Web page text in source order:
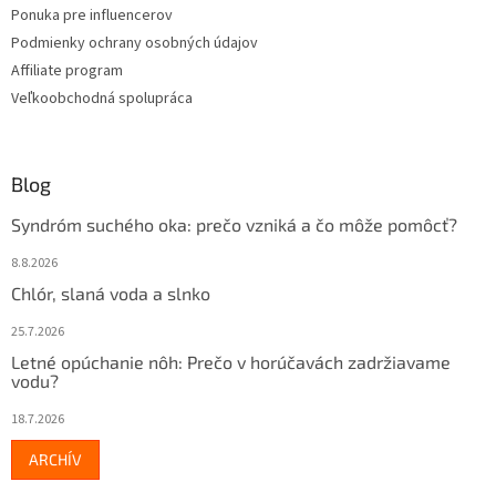
Ponuka pre influencerov
Podmienky ochrany osobných údajov
Affiliate program
Veľkoobchodná spolupráca
Blog
Syndróm suchého oka: prečo vzniká a čo môže pomôcť?
8.8.2026
Chlór, slaná voda a slnko
25.7.2026
Letné opúchanie nôh: Prečo v horúčavách zadržiavame
vodu?
18.7.2026
ARCHÍV